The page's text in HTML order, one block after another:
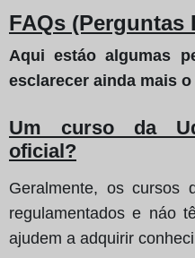
FAQs (Perguntas
Aqui estáo algumas
esclarecer ainda mais o
Um curso da
oficial?
Geralmente, os cursos
regulamentados e náo
ajudem a adquirir